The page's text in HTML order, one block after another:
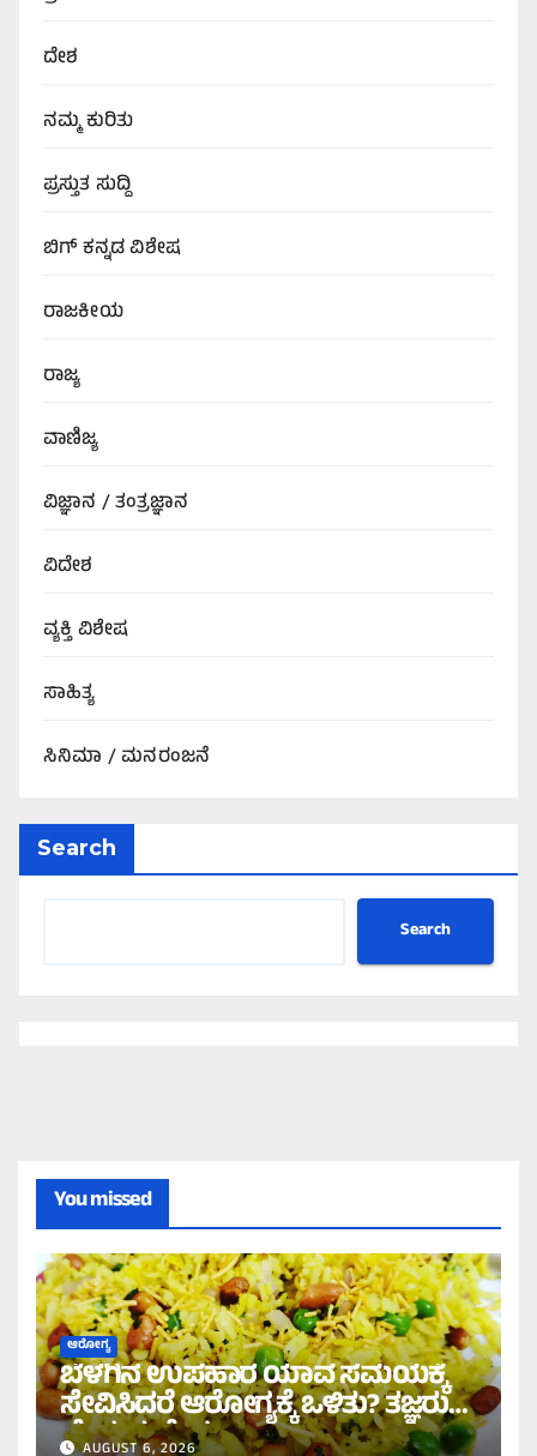
ದೇಶ
ನಮ್ಮ ಕುರಿತು
ಪ್ರಸ್ತುತ ಸುದ್ದಿ
ಬಿಗ್‌ ಕನ್ನಡ ವಿಶೇಷ
ರಾಜಕೀಯ
ರಾಜ್ಯ
ವಾಣಿಜ್ಯ
ವಿಜ್ಞಾನ / ತಂತ್ರಜ್ಞಾನ
ವಿದೇಶ
ವ್ಯಕ್ತಿ ವಿಶೇಷ
ಸಾಹಿತ್ಯ
ಸಿನಿಮಾ / ಮನರಂಜನೆ
Search
Search
You missed
ಆರೋಗ್ಯ
ಬೆಳಗಿನ ಉಪಹಾರ ಯಾವ ಸಮಯಕ್ಕೆ
ಸೇವಿಸಿದರೆ ಆರೋಗ್ಯಕ್ಕೆ ಒಳಿತು? ತಜ್ಞರು
ಹೇಳುವುದೇನು?
AUGUST 6, 2026